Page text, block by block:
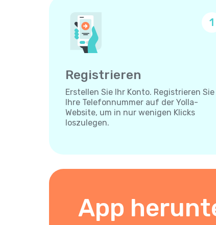
1
Registrieren
Erstellen Sie Ihr Konto. Registrieren Sie
Ihre Telefonnummer auf der Yolla-
Website, um in nur wenigen Klicks
loszulegen.
App